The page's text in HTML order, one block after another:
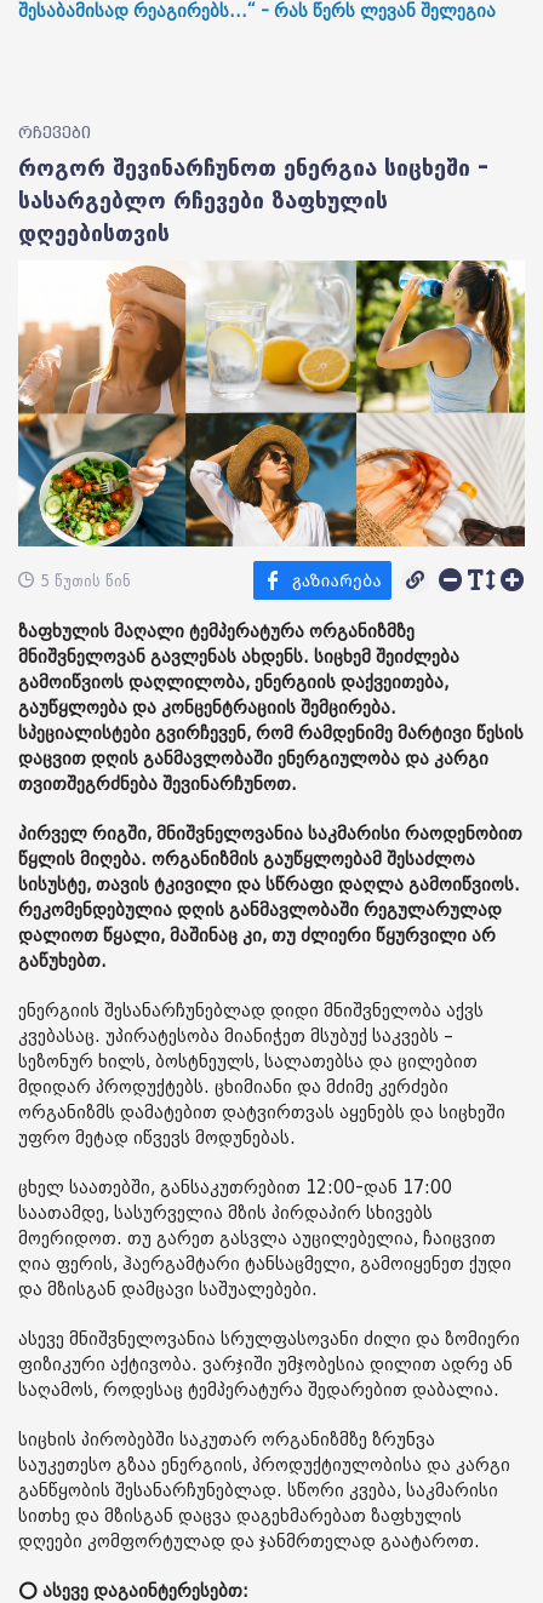
შესაბამისად რეაგირებს...“ - რას წერს ლევან შელეგია
რჩევები
როგორ შევინარჩუნოთ ენერგია სიცხეში –
სასარგებლო რჩევები ზაფხულის
დღეებისთვის
5 წუთის წინ
ზაფხულის მაღალი ტემპერატურა ორგანიზმზე
მნიშვნელოვან გავლენას ახდენს. სიცხემ შეიძლება
გამოიწვიოს დაღლილობა, ენერგიის დაქვეითება,
გაუწყლოება და კონცენტრაციის შემცირება.
სპეციალისტები გვირჩევენ, რომ რამდენიმე მარტივი წესის
დაცვით დღის განმავლობაში ენერგიულობა და კარგი
თვითშეგრძნება შევინარჩუნოთ.
პირველ რიგში, მნიშვნელოვანია საკმარისი რაოდენობით
წყლის მიღება. ორგანიზმის გაუწყლოებამ შესაძლოა
სისუსტე, თავის ტკივილი და სწრაფი დაღლა გამოიწვიოს.
რეკომენდებულია დღის განმავლობაში რეგულარულად
დალიოთ წყალი, მაშინაც კი, თუ ძლიერი წყურვილი არ
გაწუხებთ.
ენერგიის შესანარჩუნებლად დიდი მნიშვნელობა აქვს
კვებასაც. უპირატესობა მიანიჭეთ მსუბუქ საკვებს –
სეზონურ ხილს, ბოსტნეულს, სალათებსა და ცილებით
მდიდარ პროდუქტებს. ცხიმიანი და მძიმე კერძები
ორგანიზმს დამატებით დატვირთვას აყენებს და სიცხეში
უფრო მეტად იწვევს მოდუნებას.
ცხელ საათებში, განსაკუთრებით 12:00-დან 17:00
საათამდე, სასურველია მზის პირდაპირ სხივებს
მოერიდოთ. თუ გარეთ გასვლა აუცილებელია, ჩაიცვით
ღია ფერის, ჰაერგამტარი ტანსაცმელი, გამოიყენეთ ქუდი
და მზისგან დამცავი საშუალებები.
ასევე მნიშვნელოვანია სრულფასოვანი ძილი და ზომიერი
ფიზიკური აქტივობა. ვარჯიში უმჯობესია დილით ადრე ან
საღამოს, როდესაც ტემპერატურა შედარებით დაბალია.
სიცხის პირობებში საკუთარ ორგანიზმზე ზრუნვა
საუკეთესო გზაა ენერგიის, პროდუქტიულობისა და კარგი
განწყობის შესანარჩუნებლად. სწორი კვება, საკმარისი
სითხე და მზისგან დაცვა დაგეხმარებათ ზაფხულის
დღეები კომფორტულად და ჯანმრთელად გაატაროთ.
⭕ ასევე დაგაინტერესებთ: